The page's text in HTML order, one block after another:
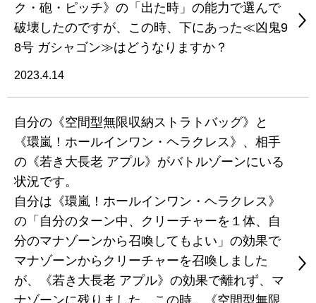
ク・砲・ピッチ》の「出た時」の能力で選んで
破壊したのですが、この時、下にあった≪凶鬼9
8号 ガシャゴン≫はどうなりますか？
2023.4.14
自分の《空間型無限収納ストラトバッグ》と
《環嵐！ホールインワン・ヘラクレス》、相手
の《若き大長老 アプル》がバトルゾーンにいる
状況です。
自分は《環嵐！ホールインワン・ヘラクレス》
の「自分のターン中、クリーチャーを１体、自
分のマナゾーンから召喚してもよい」の効果で
マナゾーンからクリーチャーを召喚しました
が、《若き大長老 アプル》の効果で離れず、マ
ナゾーンに残りました。この時、《空間型無限